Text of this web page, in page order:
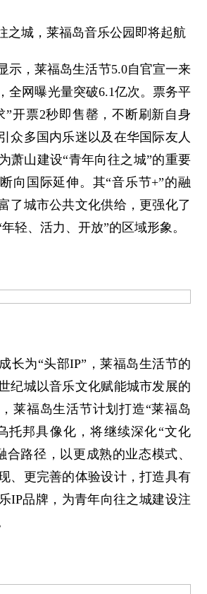
城，莱福岛音乐公园即将起航
，莱福岛生活节5.0自官宣一来
全网曝光量突破6.1亿次。票务平
”开票2秒即售罄，不断刷新自身
众多国内乐迷以及在华国际友人
萧山建设“青年向往之城”的重要
向国际延伸。其“音乐节+”的融
了城市公共文化供给，更强化了
轻、活力、开放”的区域形象。
为“头部IP”，莱福岛生活节的
纪城以音乐文化赋能城市发展的
莱福岛生活节计划打造“莱福岛
托邦具像化，将继续深化“文化
合路径，以更成熟的业态模式、
、更完善的体验设计，打造具有
IP品牌，为青年向往之城建设注